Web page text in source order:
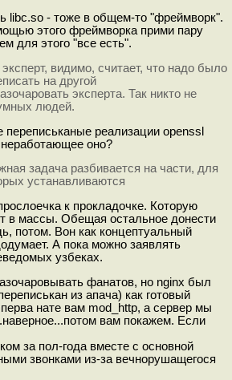
libc.so - тоже в общем-то "фреймворк".
этого фреймворка прими пару
для этого "все есть".
видимо, считает, что надо было
на другой
эксперта. Так никто не
людей.
переписьканые реализации openssl
оно?
задача разбивается на части, для
устанавливаются
к прокладочке. Которую
в массы. Обещая остальное донести
потом. Вон как концептуальный
А пока можно заявлять
узбеках.
фанатов, но nginx был
из апача) как готовый
нате вам mod_http, а сервер мы
вам покажем. Если
за пол-года вместе с основной
звонками из-за вечнорушащегося